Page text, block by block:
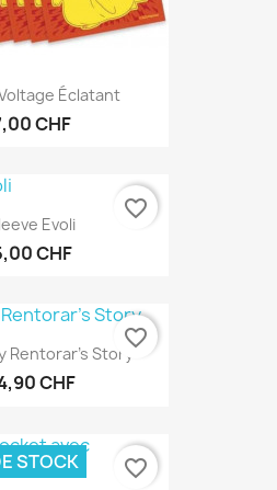
Éclatant
CHF
Evoli
CHF
favorite_border
Rentorar's Story
CHF
favorite_border
STOCK favorite_border